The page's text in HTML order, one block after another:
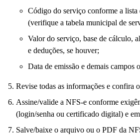
Código do serviço conforme a
(verifique a tabela municipal de
Valor do serviço, base de cálculo,
e deduções, se houver;
Data de emissão e demais campos
Revise todas as informações e confira
Assine/valide a NFS-e conforme
(login/senha ou certificado digital) e
Salve/baixe o arquivo ou o PDF da